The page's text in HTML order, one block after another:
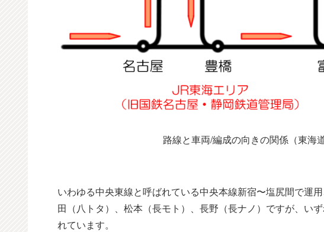
路線と車両/編成の向きの関係（東海
いわゆる中央東線と呼ばれている中央本線新宿〜塩尻間で運
田（八トタ）、松本（長モト）、長野（長ナノ）ですが、い
れています。